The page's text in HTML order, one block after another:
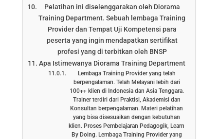
Pelatihan ini diselenggarakan oleh Diorama
Training Department. Sebuah lembaga Training
Provider dan Tempat Uji Kompetensi para
peserta yang ingin mendapatkan sertifikat
profesi yang di terbitkan oleh BNSP
Apa Istimewanya Diorama Training Department
Lembaga Training Provider yang telah
berpengalaman. Telah Melayani lebih dari
100++ klien di Indonesia dan Asia Tenggara.
Trainer terdiri dari Praktisi, Akademisi dan
Konsultan berpengalaman. Materi pelatihan
yang bisa disesuaikan dengan kebutuhan
klien. Proses Pembelajaran Pedagogik, Learn
By Doing. Lembaga Training Provider yang